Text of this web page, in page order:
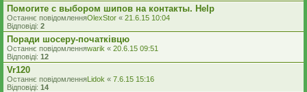
Помогите с выбором шипов на контакты. Help
Останнє повідомленняOlexStor « 21.6.15 10:04
Відповіді: 2
Поради шосеру-початківцю
Останнє повідомленняwarik « 20.6.15 09:51
Відповіді: 12
Vr120
Останнє повідомленняLidok « 7.6.15 15:16
Відповіді: 14